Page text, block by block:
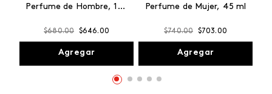
Perfume de Hombre, 100
$680.00 $646.00
Agregar
Perfume de Mujer, 45 ml
$740.00 $703.00
Agregar